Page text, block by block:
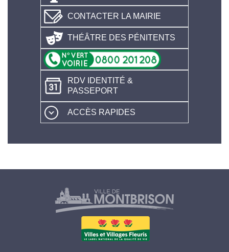
CONTACTER LA MAIRIE
THÉÂTRE DES PÉNITENTS
RDV IDENTITÉ &
PASSEPORT
ACCÈS RAPIDES